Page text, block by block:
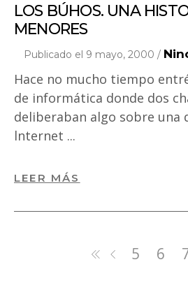
LOS BÚHOS. UNA
MENORES
Publicado el 9 mayo, 2000 /
Hace no mucho tiempo
de informática donde dos
deliberaban algo sobre una
lnternet
LEER MÁS
5 6